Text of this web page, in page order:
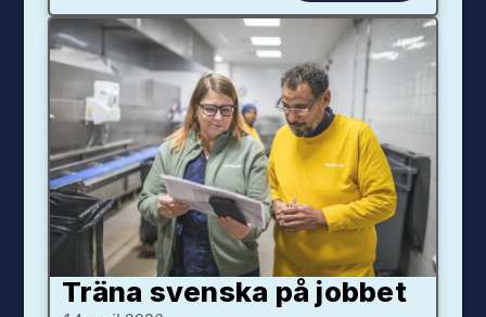
Träna svenska på jobbet